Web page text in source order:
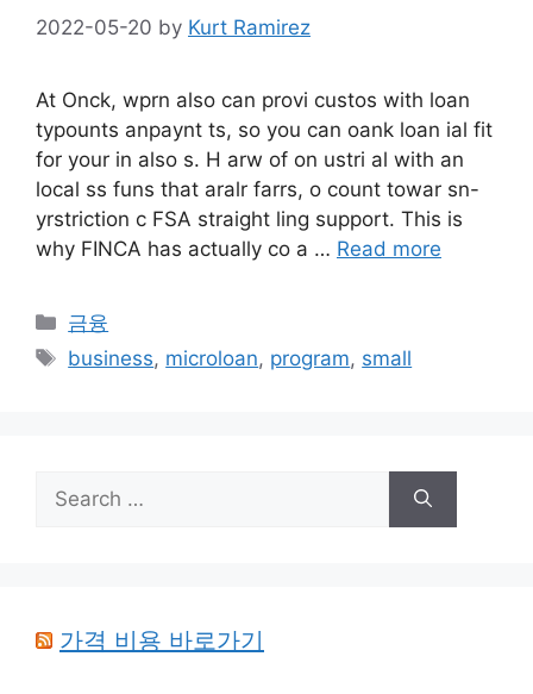
2022-05-20 by Kurt Ramirez
At Onck, wprn also can provi custos with loan
typounts anpaynt ts, so you can oank loan ial fit
for your in also s. H arw of on ustri al with an
local ss funs that aralr farrs, o count towar sn-
yrstriction c FSA straight ling support. This is
why FINCA has actually co a … Read more
Categories
금융
Tags
business, microloan, program, small
for:
가격 비용 바로가기